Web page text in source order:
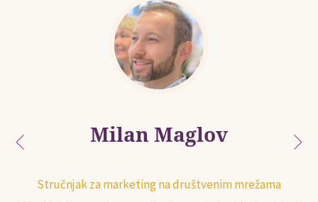
Milan Maglov
Stručnjak za marketing na društvenim mrežama